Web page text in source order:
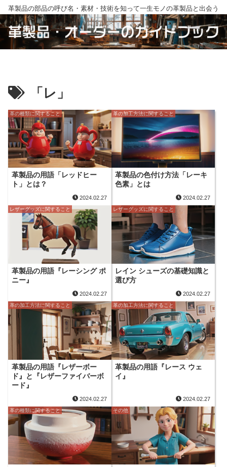
革製品の部品の呼び名・素材・技術を知って一生モノの革製品と出会う
「レ」
革の種類に関すること
革製品の用語「レッドヒー
ト」とは？
2024.02.27
革の加工方法に関すること
革製品の色付け方法「レーキ
色素」とは
2024.02.27
レザーグッズに関すること
革製品の用語『レーシング ポ
ニー』
2024.02.27
レザーグッズに関すること
レイン シューズの基礎知識と
選び方
2024.02.27
革の加工方法に関すること
革製品の用語『レザーボー
ド』と『レザーファイバーボ
ード』
2024.02.27
革の加工方法に関すること
革製品の用語『レース ウェ
イ』
2024.02.27
革の種類に関すること その他